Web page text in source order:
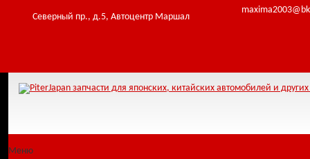
Северный пр., д.5, Автоцентр Маршал
Меню